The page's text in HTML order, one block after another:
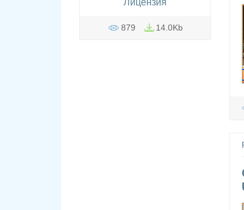
Лицензия
879 14.0Kb